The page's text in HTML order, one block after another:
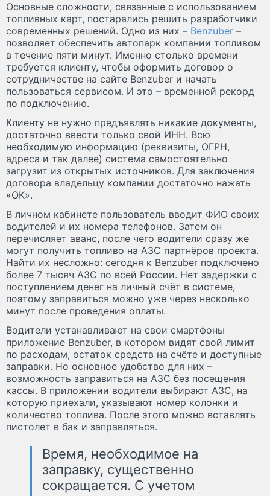
Основные сложности, связанные с использованием
топливных карт, постарались решить разработчики
современных решений. Одно из них – Benzuber –
позволяет обеспечить автопарк компании топливом
в течение пяти минут. Именно столько времени
требуется клиенту, чтобы оформить договор о
сотрудничестве на сайте Benzuber и начать
пользоваться сервисом. И это – временной рекорд
по подключению.
Клиенту не нужно предъявлять никакие документы,
достаточно ввести только свой ИНН. Всю
необходимую информацию (реквизиты, ОГРН,
адреса и так далее) система самостоятельно
загрузит из открытых источников. Для заключения
договора владельцу компании достаточно нажать
«ОК».
В личном кабинете пользователь вводит ФИО своих
водителей и их номера телефонов. Затем он
перечисляет аванс, после чего водители сразу же
могут получить топливо на АЗС партнёров проекта.
Найти их несложно: сегодня к Benzuber подключено
более 7 тысяч АЗС по всей России. Нет задержки с
поступлением денег на личный счёт в системе,
поэтому заправиться можно уже через несколько
минут после проведения оплаты.
Водители устанавливают на свои смартфоны
приложение Benzuber, в котором видят свой лимит
по расходам, остаток средств на счёте и доступные
заправки. Но основное удобство для них –
возможность заправиться на АЗС без посещения
кассы. В приложении водители выбирают АЗС, на
которую приехали, указывают номер колонки и
количество топлива. После этого можно вставлять
пистолет в бак и заправляться.
Время, необходимое на
заправку, существенно
сокращается. С учетом